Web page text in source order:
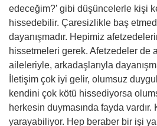
edeceğim?’ gibi düşüncelerle kişi
hissedebilir. Çaresizlikle baş
dayanışmadır. Hepimiz
hissetmeleri gerek. Afetzedeler de
aileleriyle, arkadaşlarıyla
İletişim çok iyi gelir, olumsuz
kendini çok kötü hissediyorsa
herkesin duymasında fayda
yarayabiliyor. Hep beraber bir işi